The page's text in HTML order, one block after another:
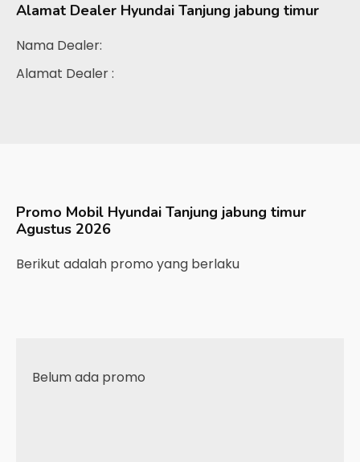
Alamat Dealer Hyundai Tanjung jabung timur
Nama Dealer:
Alamat Dealer :
Promo Mobil Hyundai Tanjung jabung timur
Agustus 2026
Berikut adalah promo yang berlaku
Belum ada promo